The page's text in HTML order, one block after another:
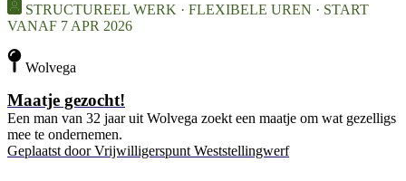
STRUCTUREEL WERK · FLEXIBELE UREN · START
VANAF 7 APR 2026
Wolvega
Maatje gezocht!
Een man van 32 jaar uit Wolvega zoekt een maatje om wat gezelligs
mee te ondernemen.
Geplaatst door Vrijwilligerspunt Weststellingwerf